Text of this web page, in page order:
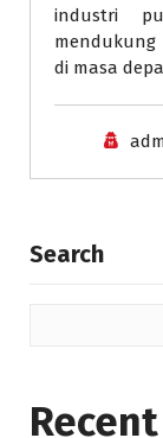
industri
mendukung
di masa
Search